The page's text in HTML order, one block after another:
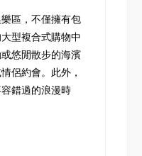
區，不僅擁有包
型複合式購物中
悠閒散步的海濱
侶約會。此外，
錯過的浪漫時